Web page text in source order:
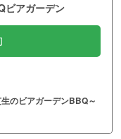
ビアガーデン
のビアガーデンBBQ～